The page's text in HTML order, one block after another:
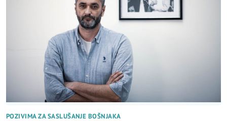
POZIVIMA ZA SASLUŠANJE BOŠNJAKA